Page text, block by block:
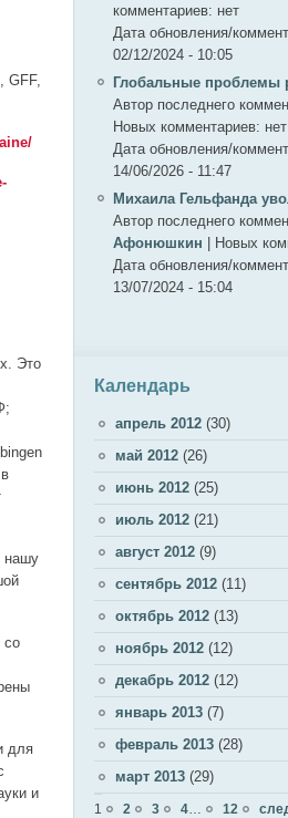
GFF,
Это
нашу
со
для
и
комментариев: нет
Дата обновления/
02/12/2024 - 10:05
Глобальные проблемы
Автор последнего
Новых комментариев: нет
Дата обновления/
14/06/2026 - 11:47
Михаила Гельфанда
Автор последнего
Афонюшкин
Новых
Дата обновления/
13/07/2024 - 15:04
Календарь
апрель 2012 (30)
май 2012 (26)
июнь 2012 (25)
июль 2012 (21)
август 2012 (9)
сентябрь 2012 (11)
октябрь 2012 (13)
ноябрь 2012 (12)
декабрь 2012 (12)
январь 2013 (7)
февраль 2013 (28)
март 2013 (29)
Страницы
1 2 3 4 12